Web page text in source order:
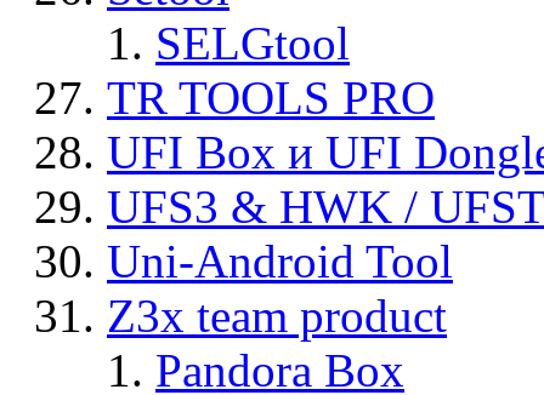
SELGtool
TR TOOLS PRO
UFI Box и UFI
UFS3 & HWK /
Uni-Android Tool
Z3x team product
Pandora Box